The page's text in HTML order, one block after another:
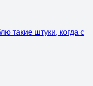
такие штуки, когда с